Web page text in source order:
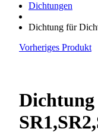
Dichtungen
Dichtung für
Vorheriges Produkt